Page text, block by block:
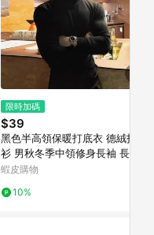
限時加碼
$39
黑色半高領保暖打底衣 德絨打底
衫 男秋冬季中領修身長袖 長袖t
恤內搭衛衣 素色打底內搭
蝦皮購物
10%